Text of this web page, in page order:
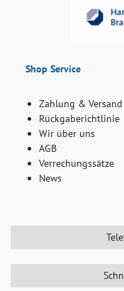
Shop Service
Zahlung & Versand
Rückgaberichtlinie
Wir über uns
AGB
Verrechungssätze
News